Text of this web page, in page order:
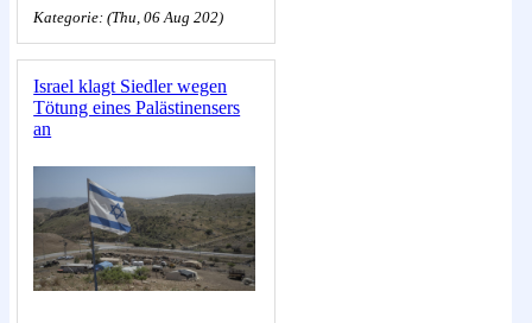
Kategorie: (Thu, 06 Aug 202)
Israel klagt Siedler wegen
Tötung eines Palästinensers
an